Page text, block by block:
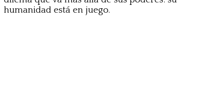
humanidad está en juego.